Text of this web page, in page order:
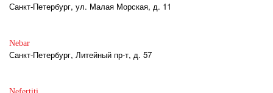
Санкт-Петербург, ул. Малая Морская, д. 11
Nebar
Санкт-Петербург, Литейный пр-т, д. 57